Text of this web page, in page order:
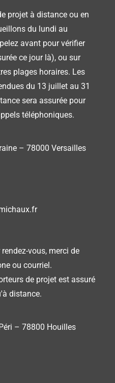
projet à distance ou en
du lundi au
avant pour vérifier
ce jour là), ou sur
plages horaires. Les
du 13 juillet au 31
sera assurée pour
téléphoniques.
– 78000 Versailles
vous, merci de
ou courriel.
de projet est assuré
distance.
– 78800 Houilles